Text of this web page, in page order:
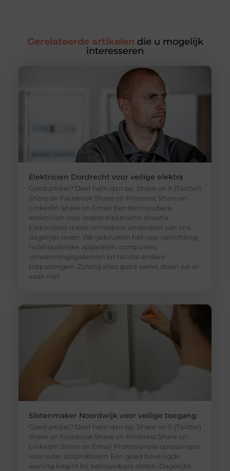
Gerelateerde artikelen die u mogelijk
interesseren
Elektricien Dordrecht voor veilige elektra
Goed artikel? Deel hem dan op: Share on X (Twitter)
Share on Facebook Share on Pinterest Share on
LinkedIn Share on Email Een betrouwbare
elektricien voor iedere elektrische situatie
Elektriciteit is een onmisbaar onderdeel van ons
dagelijks leven. We gebruiken het voor verlichting,
huishoudelijke apparaten, computers,
verwarmingssystemen en talloze andere
toepassingen. Zolang alles goed werkt, staan we er
vaak niet
Slotenmaker Noordwijk voor veilige toegang
Goed artikel? Deel hem dan op: Share on X (Twitter)
Share on Facebook Share on Pinterest Share on
LinkedIn Share on Email Professionele oplossingen
voor ieder slotprobleem Een goed beveiligde
woning begint bij betrouwbare sloten. Dagelijks